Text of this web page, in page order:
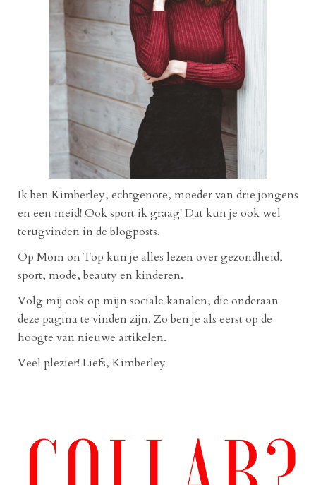
Ik ben Kimberley, echtgenote, moeder van drie jongens
en een meid! Ook sport ik graag! Dat kun je ook wel
terugvinden in de blogposts.
Op Mom on Top kun je alles lezen over gezondheid,
sport, mode, beauty en kinderen.
Volg mij ook op mijn sociale kanalen, die onderaan
deze pagina te vinden zijn. Zo ben je als eerst op de
hoogte van nieuwe artikelen.
Veel plezier! Liefs, Kimberley